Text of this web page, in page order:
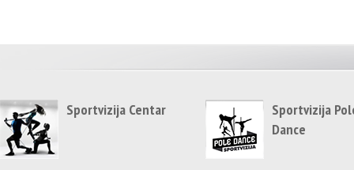
Sportvizija Centar
Sportvizija
Dance